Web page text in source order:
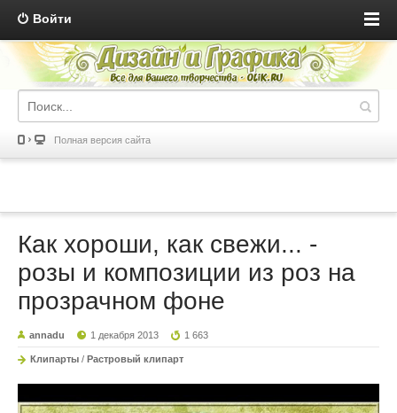
Войти
Полная версия сайта
Как хороши, как свежи... -
розы и композиции из роз на
прозрачном фоне
annadu 1 декабря 2013 1 663
Клипарты / Растровый клипарт